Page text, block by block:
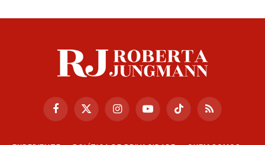
Facebook
X
InstagramYouTubeTikTok RSS